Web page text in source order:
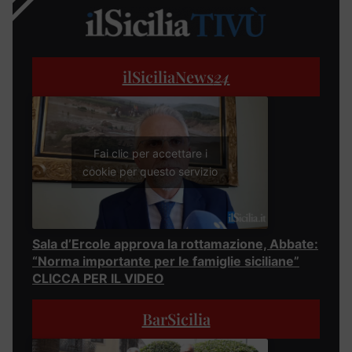
ilSiciliaNews24
Fai clic per accettare i
cookie per questo servizio
Sala d’Ercole approva la rottamazione, Abbate:
“Norma importante per le famiglie siciliane”
CLICCA PER IL VIDEO
BarSicilia